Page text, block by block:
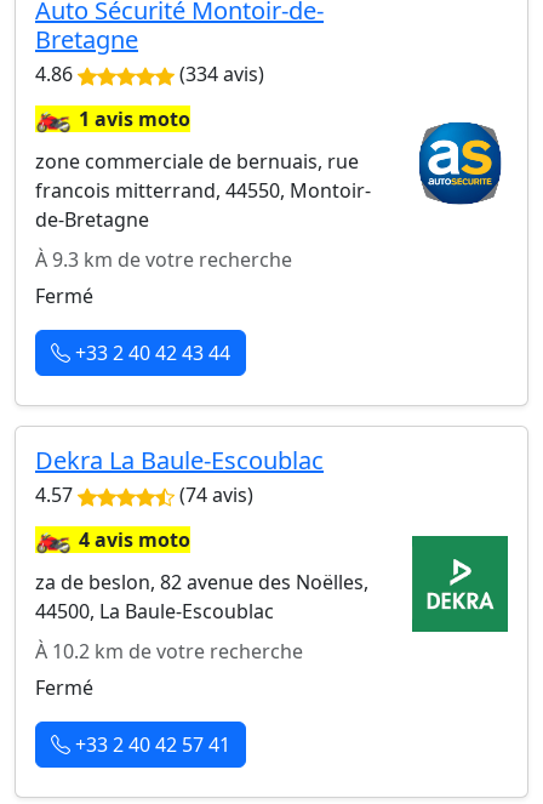
Auto Sécurité Montoir-de-
Bretagne
4.86 (334 avis)
🏍️1 avis moto
zone commerciale de bernuais, rue
francois mitterrand, 44550, Montoir-
de-Bretagne
À 9.3 km de votre recherche
Fermé
+33 2 40 42 43 44
Dekra La Baule-Escoublac
4.57 (74 avis)
🏍️4 avis moto
za de beslon, 82 avenue des Noëlles,
44500, La Baule-Escoublac
À 10.2 km de votre recherche
Fermé
+33 2 40 42 57 41